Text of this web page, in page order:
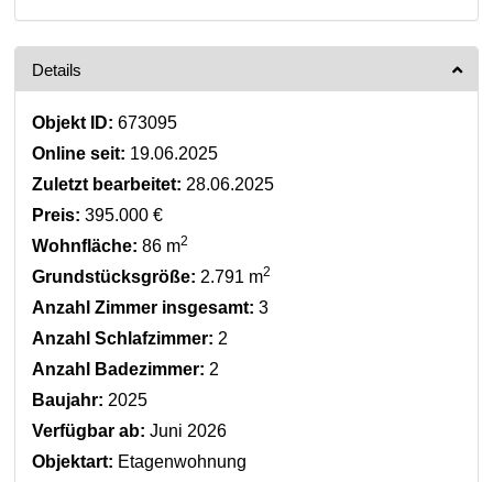
Details
Objekt ID: 673095
Online seit: 19.06.2025
Zuletzt bearbeitet: 28.06.2025
Preis: 395.000 €
Wohnfläche: 86 m2
Grundstücksgröße: 2.791 m2
Anzahl Zimmer insgesamt: 3
Anzahl Schlafzimmer: 2
Anzahl Badezimmer: 2
Baujahr: 2025
Verfügbar ab: Juni 2026
Objektart: Etagenwohnung